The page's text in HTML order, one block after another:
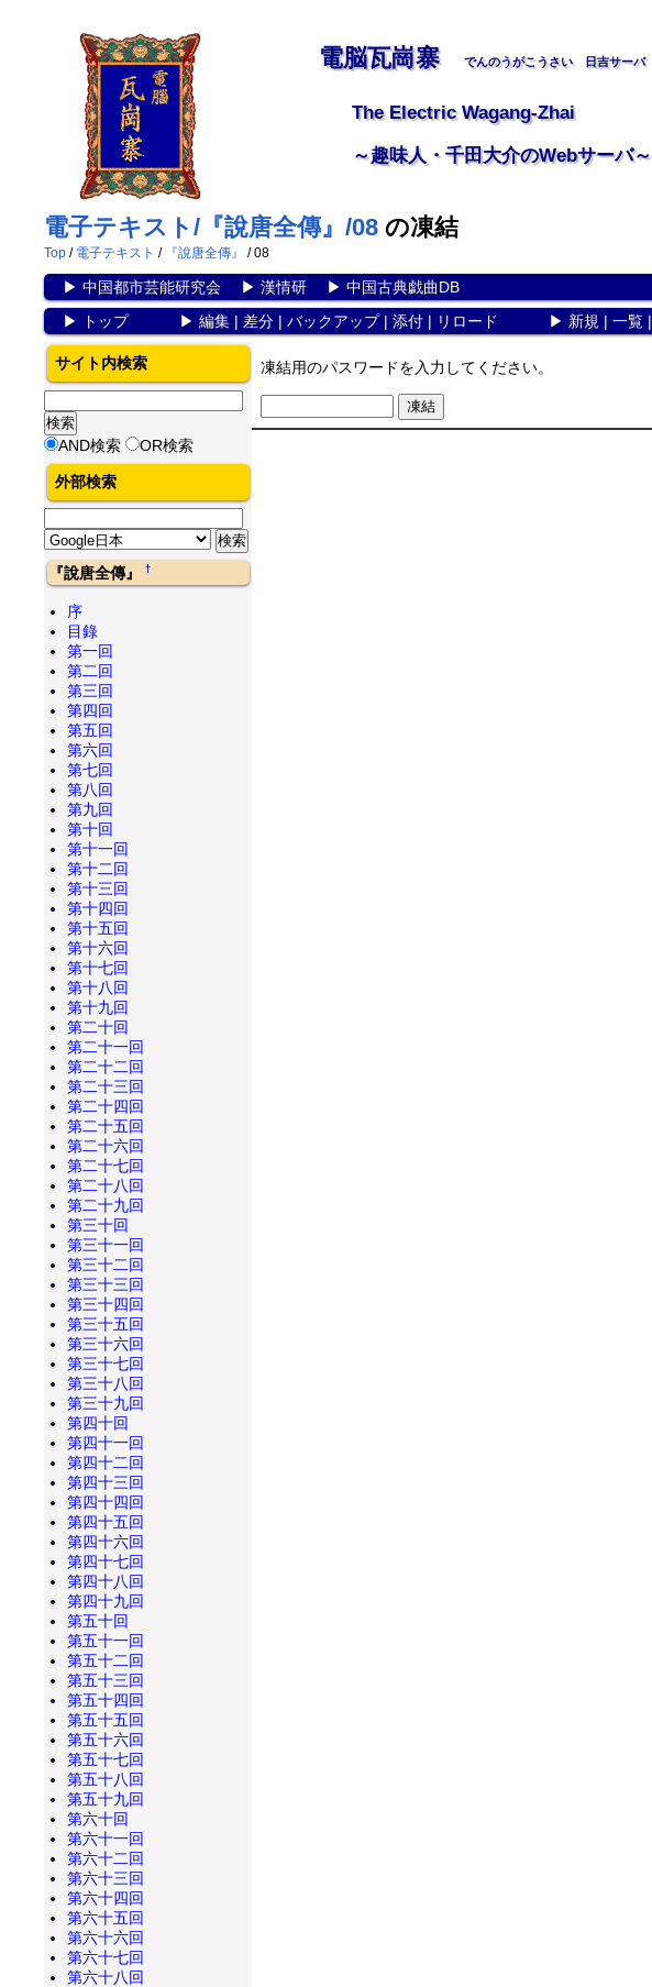
電脳瓦崗寨 でんのうがこうさい 日吉サーバ
The Electric Wagang-Zhai
～趣味人・千田大介のWebサーバ～
電子テキスト/『說唐全傳』/08の凍結
Top/ 電子テキスト / 『說唐全傳』 / 08
▶ 中国都市芸能研究会▶ 漢情研▶ 中国古典戯曲DB
▶
トップ▶ 編集| 差分| バックアップ| 添付| リロード ▶ 新規 | 一覧|
凍結用のパスワードを入力してください。
サイト内検索
AND検索 OR検索
外部検索
『說唐全傳』†
序
目錄
第一回
第二回
第三回
第四回
第五回
第六回
第七回
第八回
第九回
第十回
第十一回
第十二回
第十三回
第十四回
第十五回
第十六回
第十七回
第十八回
第十九回
第二十回
第二十一回
第二十二回
第二十三回
第二十四回
第二十五回
第二十六回
第二十七回
第二十八回
第二十九回
第三十回
第三十一回
第三十二回
第三十三回
第三十四回
第三十五回
第三十六回
第三十七回
第三十八回
第三十九回
第四十回
第四十一回
第四十二回
第四十三回
第四十四回
第四十五回
第四十六回
第四十七回
第四十八回
第四十九回
第五十回
第五十一回
第五十二回
第五十三回
第五十四回
第五十五回
第五十六回
第五十七回
第五十八回
第五十九回
第六十回
第六十一回
第六十二回
第六十三回
第六十四回
第六十五回
第六十六回
第六十七回
第六十八回